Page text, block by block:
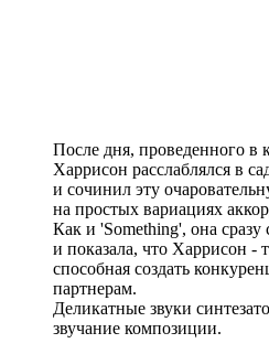
После дня, проведенного
Харрисон расслаблялся в
и сочинил эту
на простых вариациях
Как и 'Something', она сразу
и показала, что Харрисон -
способная создать
партнерам.
Деликатные звуки
звучание композиции.